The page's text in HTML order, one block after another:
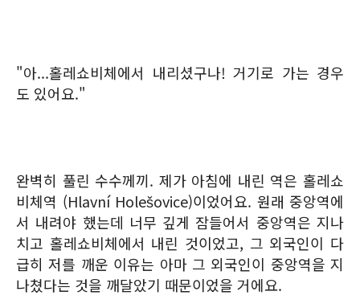
"아...홀레쇼비체에서 내리셨구나! 거기로 가는 경우
도 있어요."
완벽히 풀린 수수께끼. 제가 아침에 내린 역은 홀레쇼
비체역 (Hlavní Holešovice)이었어요. 원래 중앙역에
서 내려야 했는데 너무 깊게 잠들어서 중앙역은 지나
치고 홀레쇼비체에서 내린 것이었고, 그 외국인이 다
급히 저를 깨운 이유는 아마 그 외국인이 중앙역을 지
나쳤다는 것을 깨달았기 때문이었을 거에요.